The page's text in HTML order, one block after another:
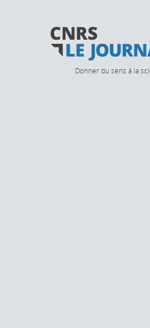
Donner du sens à la